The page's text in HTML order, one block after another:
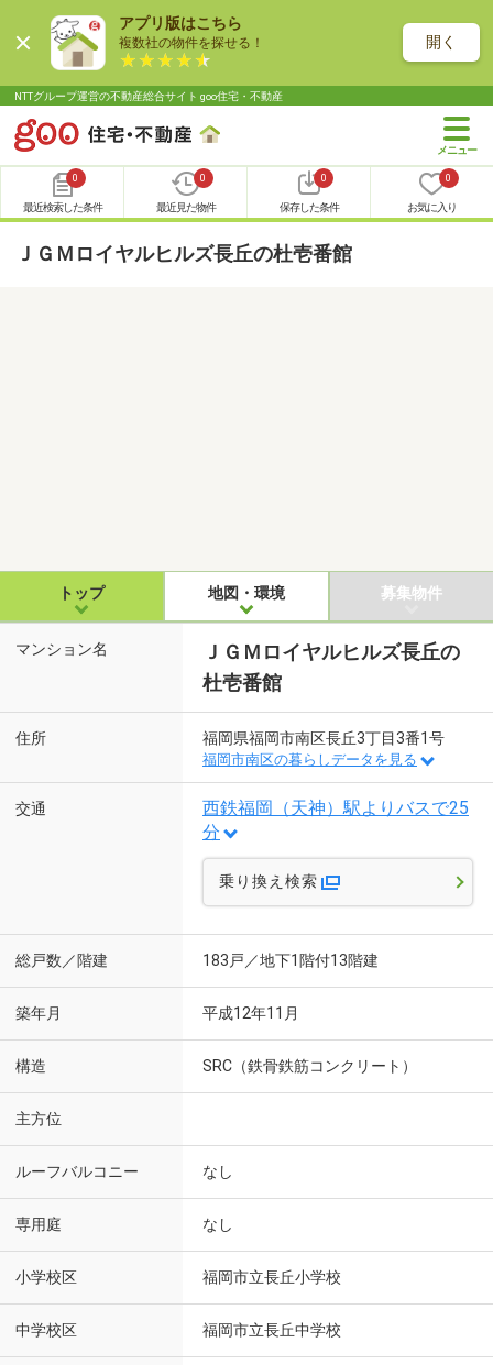
アプリ版はこちら
複数社の物件を探せる！ 開く
NTTグループ運営の不動産総合サイト goo住宅・不動産
0
最近検索した条件
0
最近見た物件
0
保存した条件
0
お気に入り
ＪＧＭロイヤルヒルズ長丘の杜壱番館
トップ 地図・環境 募集物件
マンション名
ＪＧＭロイヤルヒルズ長丘の
杜壱番館
住所 福岡県福岡市南区長丘3丁目3番1号
福岡市南区の暮らしデータを見る
交通
西鉄福岡（天神）駅よりバスで25
分
乗り換え検索
総戸数／階建 183戸／地下1階付13階建
築年月 平成12年11月
構造 SRC（鉄骨鉄筋コンクリート）
主方位
ルーフバルコニー なし
専用庭 なし
小学校区 福岡市立長丘小学校
中学校区 福岡市立長丘中学校